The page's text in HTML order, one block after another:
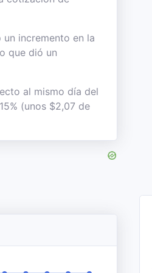
incremento en la
que dió un
al mismo día del
(unos $2,07 de